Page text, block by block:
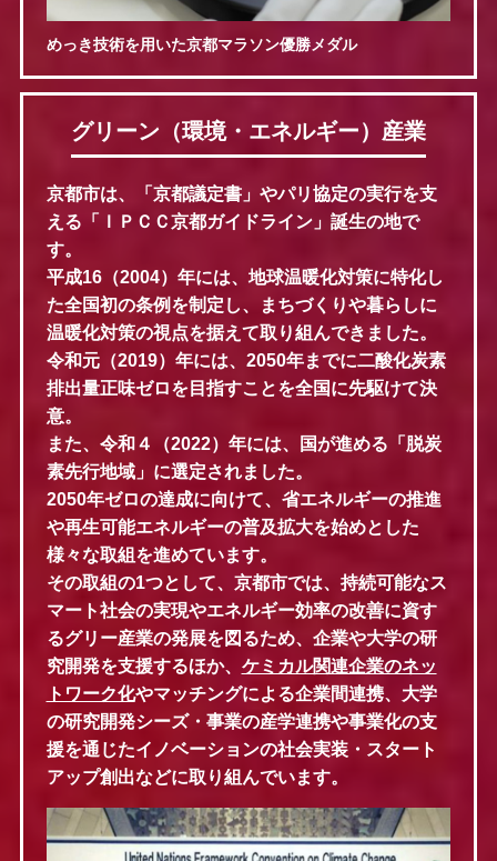
めっき技術を用いた京都マラソン優勝メダル
グリーン（環境・エネルギー）産業
京都市は、「京都議定書」やパリ協定の実行を支
える「ＩＰＣＣ京都ガイドライン」誕生の地で
す。
平成16（2004）年には、地球温暖化対策に特化し
た全国初の条例を制定し、まちづくりや暮らしに
温暖化対策の視点を据えて取り組んできました。
令和元（2019）年には、2050年までに二酸化炭素
排出量正味ゼロを目指すことを全国に先駆けて決
意。
また、令和４（2022）年には、国が進める「脱炭
素先行地域」に選定されました。
2050年ゼロの達成に向けて、省エネルギーの推進
や再生可能エネルギーの普及拡大を始めとした
様々な取組を進めています。
その取組の1つとして、京都市では、持続可能なス
マート社会の実現やエネルギー効率の改善に資す
るグリー産業の発展を図るため、企業や大学の研
究開発を支援するほか、 ケミカル関連企業のネッ
トワーク化やマッチングによる企業間連携、大学
の研究開発シーズ・事業の産学連携や事業化の支
援を通じたイノベーションの社会実装・スタート
アップ創出などに取り組んでいます。